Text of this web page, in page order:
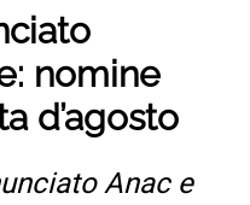
nomine
d’agosto
Anac e